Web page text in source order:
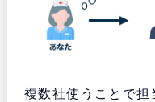
複数社使うことで担